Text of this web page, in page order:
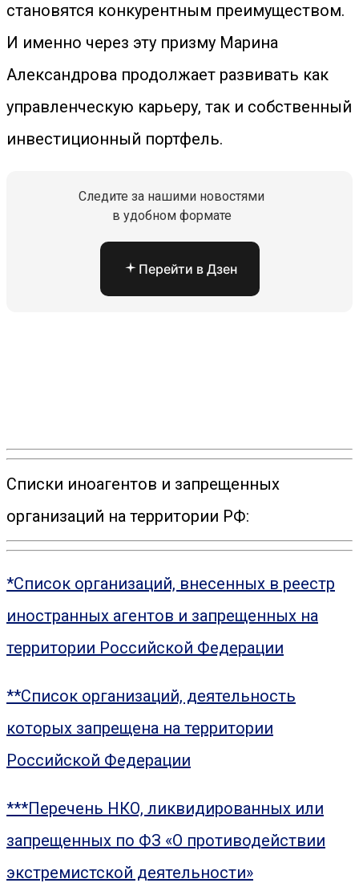
становятся конкурентным преимуществом.
И именно через эту призму Марина
Александрова продолжает развивать как
управленческую карьеру, так и собственный
инвестиционный портфель.
Следите за нашими новостями
в удобном формате
Перейти в Дзен
Списки иноагентов и запрещенных
организаций на территории РФ:
*Список организаций, внесенных в реестр
иностранных агентов и запрещенных на
территории Российской Федерации
**Список организаций, деятельность
которых запрещена на территории
Российской Федерации
***Перечень НКО, ликвидированных или
запрещенных по ФЗ «О противодействии
экстремистской деятельности»